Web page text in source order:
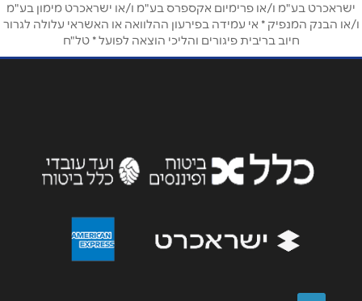
אימייל *
הודעה*
ישראכרט בע"מ ו/או פרימיום אקספרס בע"מ ו/או ישראכרט מימון בע"מ
ו/או הבנק המנפיק * אי עמידה בפירעון ההלוואה או האשראי עלולה לגרור
חיוב בריבית פיגורים והליכי הוצאה לפועל * טל"ח